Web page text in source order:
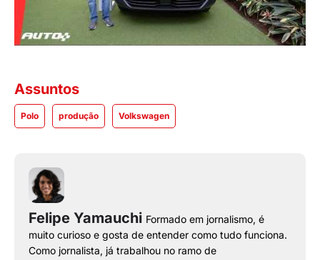
Assuntos
Polo produção Volkswagen
Felipe Yamauchi Formado em jornalismo, é
muito curioso e gosta de entender como tudo funciona.
Como jornalista, já trabalhou no ramo de